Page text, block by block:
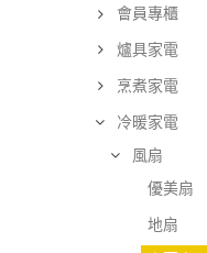
會員專櫃
爐具家電
烹煮家電
冷暖家電
風扇
優美扇
地扇